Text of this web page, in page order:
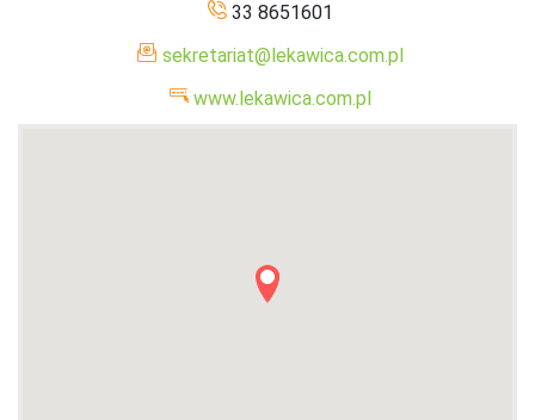
33 8651601
sekretariat@lekawica.com.pl
www.lekawica.com.pl